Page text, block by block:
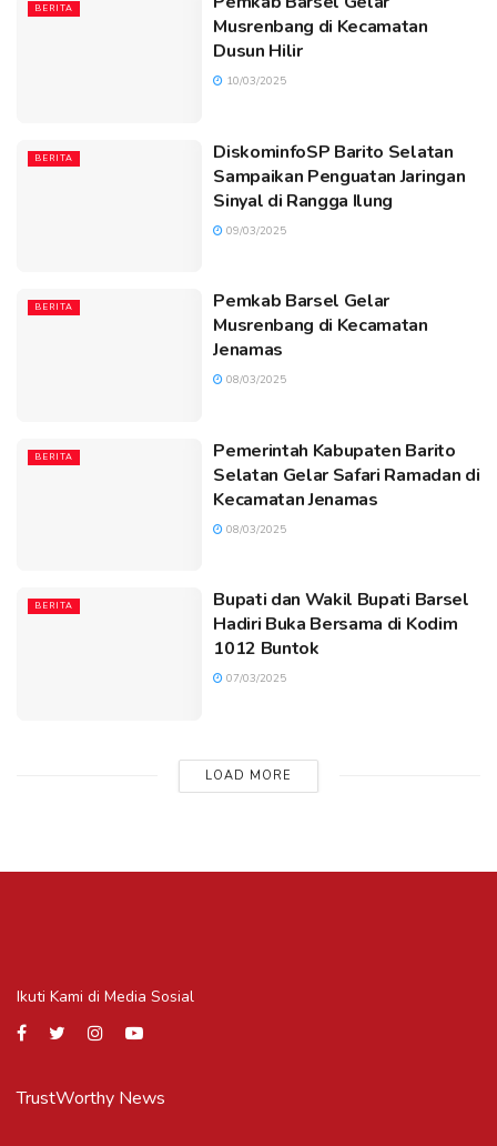
BERITA
Musrenbang di Kecamatan
Dusun Hilir
10/03/2025
BERITA
DiskominfoSP Barito Selatan
Sampaikan Penguatan Jaringan
Sinyal di Rangga Ilung
09/03/2025
BERITA
Pemkab Barsel Gelar
Musrenbang di Kecamatan
Jenamas
08/03/2025
BERITA
Pemerintah Kabupaten Barito
Selatan Gelar Safari Ramadan di
Kecamatan Jenamas
08/03/2025
BERITA
Bupati dan Wakil Bupati Barsel
Hadiri Buka Bersama di Kodim
1012 Buntok
07/03/2025
LOAD MORE
Ikuti Kami di Media Sosial
TrustWorthy News